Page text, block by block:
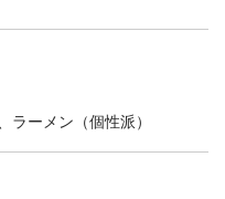
ラーメン（個性派）